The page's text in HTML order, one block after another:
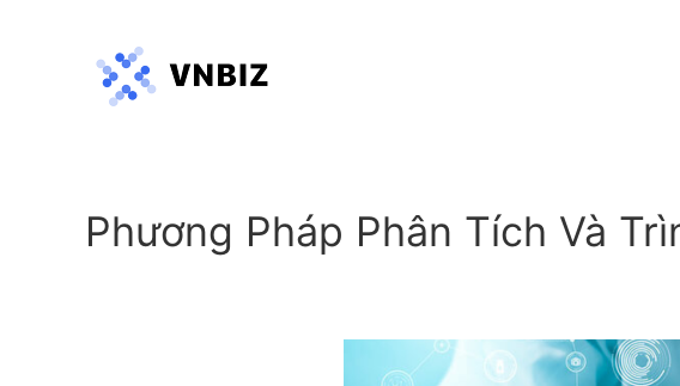
Phương Pháp Phân Tích Và